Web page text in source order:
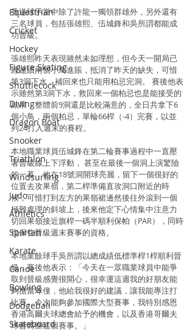
Equestrian
Cricket
Hockey
Figure Skating
Shuttlecock
Diving
Dragon Boat
Snooker
Triathlon
Windsurfing
Judo
Athletics
Spartan
Karate
Canoe
Bowling
Dodgeball
Skateboard
香港球手當中除了許龍一獨領群雄外，另外還有
三名球員，包括張雄熙、伍城鋒和吳所謂都能成
功晉級。
張雄熙昨天表現雖然未如理想，但今天一開局已
經連續兩個小鳥進賬，抵消了昨天的缺失，可惜
第3洞下水，補回來也只能用柏忌完洞。 賽後他表
示雖然第3洞下水，救回來一個柏忌也是能接受的
結果，整體前9洞還是比較滿意的，全日共拿下6
個小鳥，兩個柏忌，單輪66桿（-4）完賽，以並
列24打入週末的賽程。
本地職業球員伍城鋒在第二輪賽事過程中一直壓
著晉級線上下浮動， 甚至在最後一個洞上演驚險
的一幕，他在18號洞開球亮麗，留下一個很好的
位置去攻果嶺，第二桿準備直攻洞口附近的時
候，可惜打到左方的果嶺裙邊然後往外滾到一個
極難處理的斜坡上，後來他定下心情集中注意力
切回果嶺接近旗桿一碼半順利保帕（PAR），同時
也保住晉級週末賽事的資格。
本地業餘球手吳所謂以總成績低標準桿1桿順利晉
級，賽後他表示：「今天在一眾職業球員中能爭
取到晉級感覺很開心，很幸運這週我的好朋友能
夠擔當球僮，他給我很好的建議，讓我能專注打
比賽。今次能夠參加國際大型賽事，我特別感恩
香港高爾夫球總會給予的機會，以及香港哥爾夫
球會籌辦這個賽事。」